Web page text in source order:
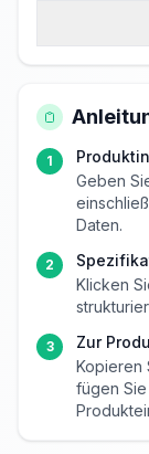
1
Geben
Daten.
2
Klicken
3
Zur
Kopieren
fügen